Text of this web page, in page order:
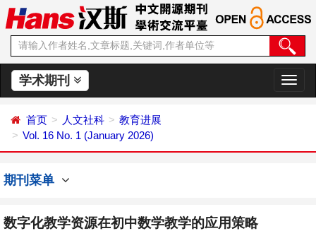
学术期刊
切
换
首页 人文社科
教育进展
Vol. 16 No. 1 (January 2026)
期刊菜单
数字化教学资源在初中数学教学的应用策略